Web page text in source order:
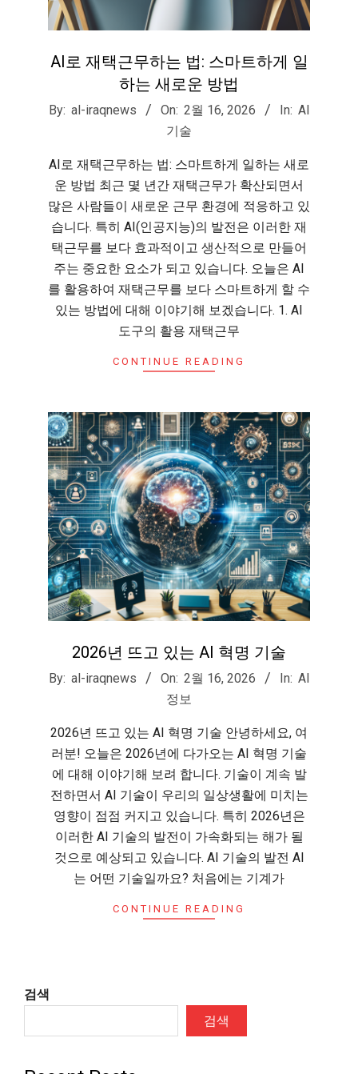
AI로 재택근무하는 법: 스마트하게 일
하는 새로운 방법
2026-
By: al-iraqnews On: 2월 16, 2026 In: AI
기술
AI로 재택근무하는 법: 스마트하게 일하는 새로
운 방법 최근 몇 년간 재택근무가 확산되면서
많은 사람들이 새로운 근무 환경에 적응하고 있
습니다. 특히 AI(인공지능)의 발전은 이러한 재
택근무를 보다 효과적이고 생산적으로 만들어
주는 중요한 요소가 되고 있습니다. 오늘은 AI
를 활용하여 재택근무를 보다 스마트하게 할 수
있는 방법에 대해 이야기해 보겠습니다. 1. AI
도구의 활용 재택근무
CONTINUE READING
2026년 뜨고 있는 AI 혁명 기술
2026-
By: al-iraqnews On: 2월 16, 2026 In: AI
정보
2026년 뜨고 있는 AI 혁명 기술 안녕하세요, 여
러분! 오늘은 2026년에 다가오는 AI 혁명 기술
에 대해 이야기해 보려 합니다. 기술이 계속 발
전하면서 AI 기술이 우리의 일상생활에 미치는
영향이 점점 커지고 있습니다. 특히 2026년은
이러한 AI 기술의 발전이 가속화되는 해가 될
것으로 예상되고 있습니다. AI 기술의 발전 AI
는 어떤 기술일까요? 처음에는 기계가
CONTINUE READING
검색
검색